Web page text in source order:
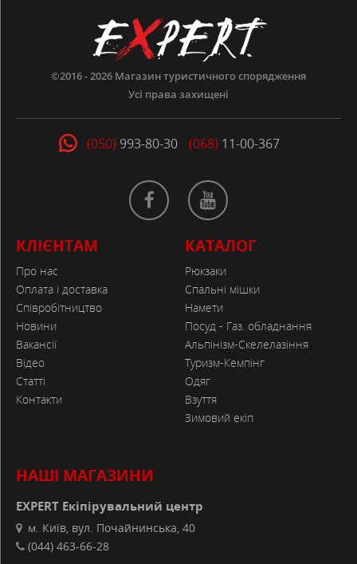
©2016 - 2026 Магазин туристичного спорядження
Усі права захищені
(050) 993-80-30 (068) 11-00-367
КЛІЄНТАМ
Про нас
Оплата і доставка
Співробітництво
Новини
Вакансії
Відео
Статті
Контакти
КАТАЛОГ
Рюкзаки
Спальні мішки
Намети
Посуд - Газ. обладнання
Альпінізм-Скелелазіння
Туризм-Кемпінг
Одяг
Взуття
Зимовий екіп
НАШІ МАГАЗИНИ
EXPERT Екіпірувальний центр
м. Київ, вул. Почайнинська, 40
(044) 463-66-28